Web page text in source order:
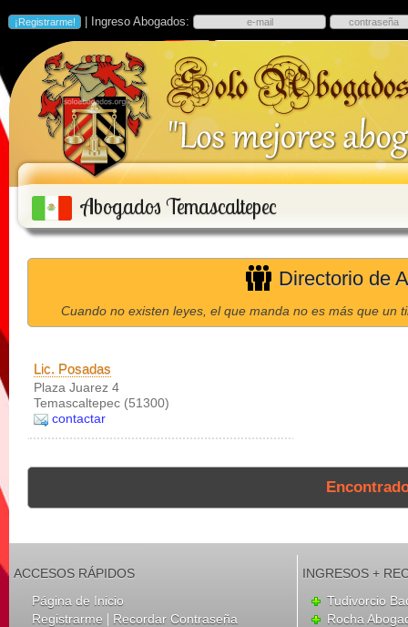
| Ingreso Abogados:
Abogados Temascaltepec
Directorio de
Cuando no existen leyes, el que manda no es más que un
Lic. Posadas
Plaza Juarez 4
Temascaltepec (51300)
contactar
ACCESOS RÁPIDOS
Página de Inicio
Registrarme | Recordar Contraseña
INGRESOS +
Tudivorcio
Rocha